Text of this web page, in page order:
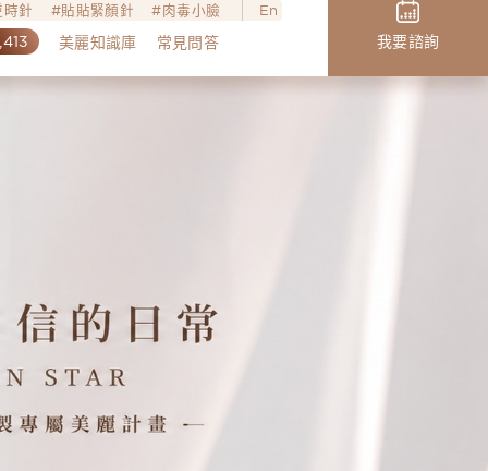
針 貼貼緊顏針 肉毒小臉 En
美麗知識庫 常見問答 我要諮詢